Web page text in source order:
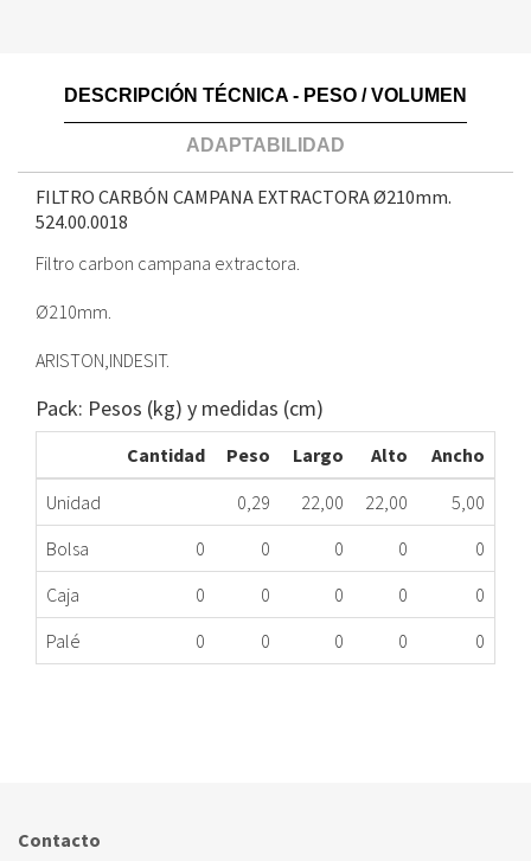
DESCRIPCIÓN TÉCNICA - PESO / VOLUMEN
ADAPTABILIDAD
FILTRO CARBÓN CAMPANA EXTRACTORA Ø210mm.
524.00.0018
Filtro carbon campana extractora.
Ø210mm.
ARISTON,INDESIT.
Pack: Pesos (kg) y medidas (cm)
Cantidad Peso Largo Alto
Ancho
Unidad
0,29 22,00 22,00
5,00
Bolsa
0 0 0 0
0
Caja
0 0 0 0
0
Palé
0 0 0 0 0
Contacto